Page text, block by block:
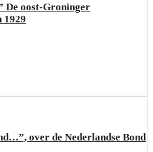
De oost-Groninger
1929
over de Nederlandse Bond